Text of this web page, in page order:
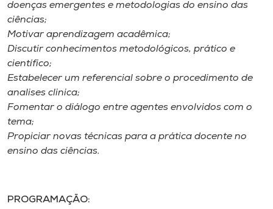
Selecione
o idioma
A+
A-
doenças emergentes e metodologias do ensino das
ciências;
Motivar aprendizagem acadêmica;
Discutir conhecimentos metodológicos, prático e
científico;
Estabelecer um referencial sobre o procedimento de
analises clinica;
Fomentar o diálogo entre agentes envolvidos com o
tema;
Propiciar novas técnicas para a prática docente no
ensino das ciências.
PROGRAMAÇÃO: